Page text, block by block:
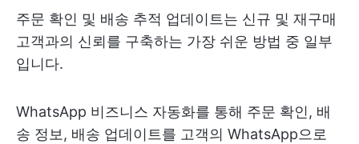
주문 확인 및 배송 추적 업데이트는 신규 및 재구매
고객과의 신뢰를 구축하는 가장 쉬운 방법 중 일부
입니다.
WhatsApp 비즈니스 자동화를 통해 주문 확인, 배
송 정보, 배송 업데이트를 고객의 WhatsApp으로